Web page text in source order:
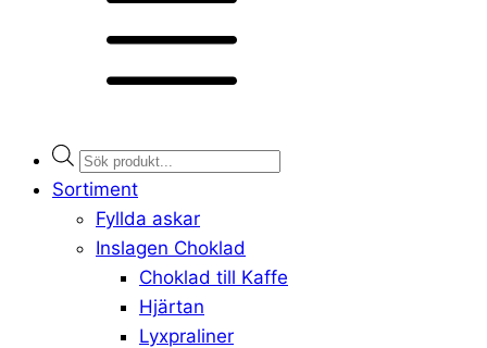
Products
search
Sortiment
Fyllda askar
Inslagen Choklad
Choklad till Kaffe
Hjärtan
Lyxpraliner